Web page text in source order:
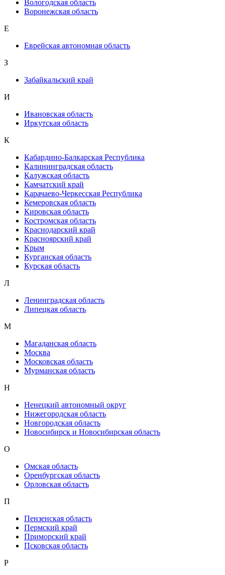
Вологодская область
Воронежская область
Е
Еврейская автономная область
З
Забайкальский край
И
Ивановская область
Иркутская область
К
Кабардино-Балкарская Республика
Калининградская область
Калужская область
Камчатский край
Карачаево-Черкесская Республика
Кемеровская область
Кировская область
Костромская область
Краснодарский край
Красноярский край
Крым
Курганская область
Курская область
Л
Ленинградская область
Липецкая область
М
Магаданская область
Москва
Московская область
Мурманская область
Н
Ненецкий автономный округ
Нижегородская область
Новгородская область
Новосибирск и Новосибирская область
О
Омская область
Оренбургская область
Орловская область
П
Пензенская область
Пермский край
Приморский край
Псковская область
Р